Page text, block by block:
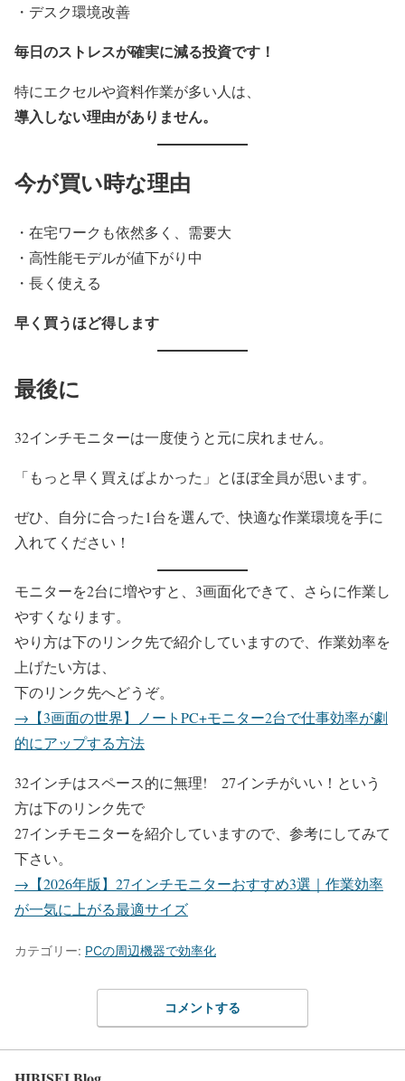
・デスク環境改善
毎日のストレスが確実に減る投資です！
特にエクセルや資料作業が多い人は、
導入しない理由がありません。
今が買い時な理由
・在宅ワークも依然多く、需要大
・高性能モデルが値下がり中
・長く使える
早く買うほど得します
最後に
32インチモニターは一度使うと元に戻れません。
「もっと早く買えばよかった」とほぼ全員が思います。
ぜひ、自分に合った1台を選んで、快適な作業環境を手に
入れてください！
モニターを2台に増やすと、3画面化できて、さらに作業し
やすくなります。
やり方は下のリンク先で紹介していますので、作業効率を
上げたい方は、
下のリンク先へどうぞ。
→【3画面の世界】ノートPC+モニター2台で仕事効率が劇
的にアップする方法
32インチはスペース的に無理! 27インチがいい！という
方は下のリンク先で
27インチモニターを紹介していますので、参考にしてみて
下さい。
→【2026年版】27インチモニターおすすめ3選｜作業効率
が一気に上がる最適サイズ
カテゴリー: PCの周辺機器で効率化
コメントする